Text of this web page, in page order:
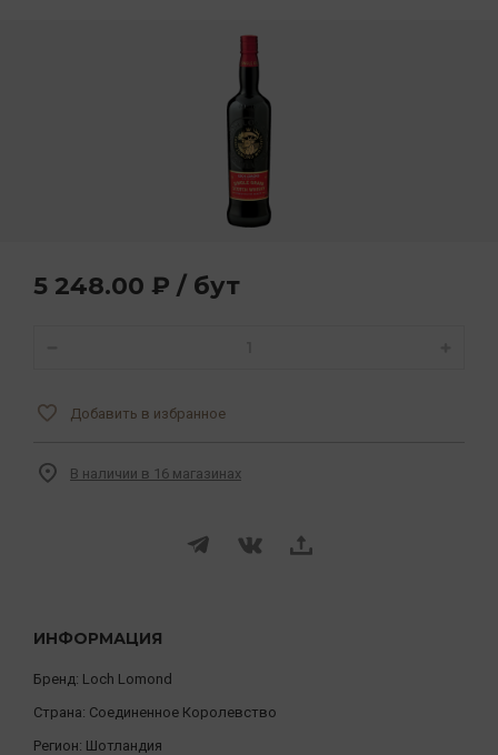
ИНФОРМАЦИЯ
Бренд: Loch Lomond
Страна: Соединенное Королевство
Регион: Шотландия
5 248.00 ₽ / бут
Добавить в избранное
В наличии в 16 магазинах